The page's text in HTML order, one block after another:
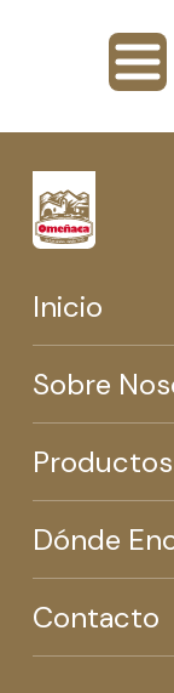
Inicio
Sobre
Productos
Dónde
Contacto